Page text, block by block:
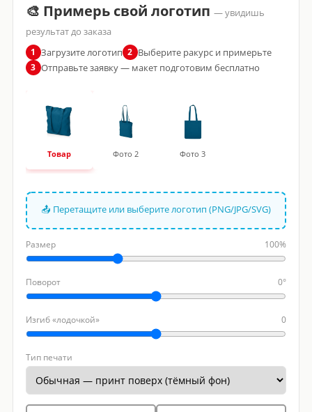
🎨 Примерь свой логотип — увидишь
результат до заказа
1 Загрузите логотип 2 Выберите ракурс и примерьте
3 Отправьте заявку — макет подготовим бесплатно
Товар Фото 2 Фото 3
📤 Перетащите или выберите логотип (PNG/JPG/SVG)
Размер 100%
Поворот 0°
Изгиб «лодочкой» 0
Тип печати